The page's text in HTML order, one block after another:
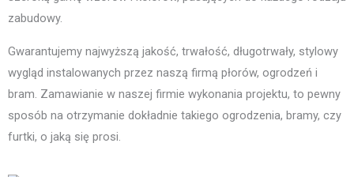
zabudowy.
Gwarantujemy najwyższą jakość, trwałość, długotrwały, stylowy
wygląd instalowanych przez naszą firmą płorów, ogrodzeń i
bram. Zamawianie w naszej firmie wykonania projektu, to pewny
sposób na otrzymanie dokładnie takiego ogrodzenia, bramy, czy
furtki, o jaką się prosi.